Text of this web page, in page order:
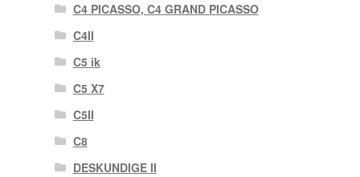
C4 PICASSO, C4 GRAND PICASSO
C4II
C5 ik
C5 X7
C5II
C8
DESKUNDIGE II